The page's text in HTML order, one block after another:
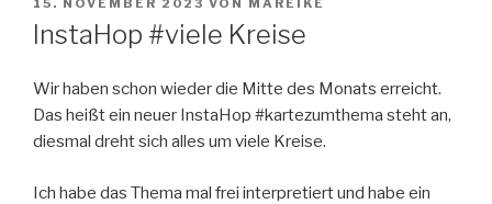
AM
15. NOVEMBER 2023 VON MAREIKE
InstaHop #viele Kreise
Wir haben schon wieder die Mitte des Monats erreicht.
Das heißt ein neuer InstaHop #kartezumthema steht an,
diesmal dreht sich alles um viele Kreise.
Ich habe das Thema mal frei interpretiert und habe ein